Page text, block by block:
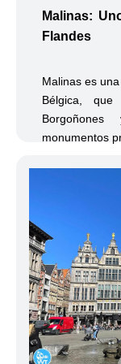
Malinas:
Flandes
Malinas es
Bélgica,
monumentos